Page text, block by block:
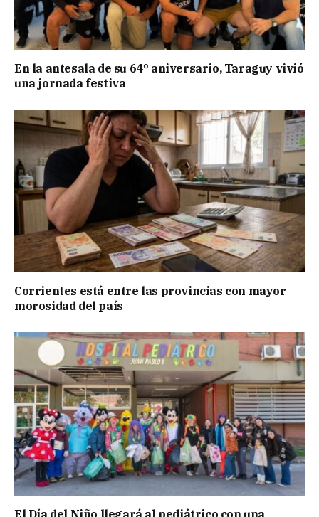
En la antesala de su 64° aniversario, Taraguy vivió
una jornada festiva
Corrientes está entre las provincias con mayor
morosidad del país
El Día del Niño llegará al pediátrico con una